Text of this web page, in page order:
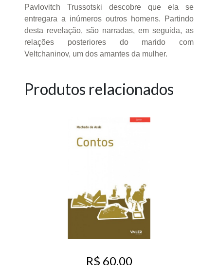
Pavlovitch Trussotski descobre que ela se
entregara a inúmeros outros homens. Partindo
desta revelação, são narradas, em seguida, as
relações posteriores do marido com
Veltchaninov, um dos amantes da mulher.
Produtos relacionados
R$ 60,00